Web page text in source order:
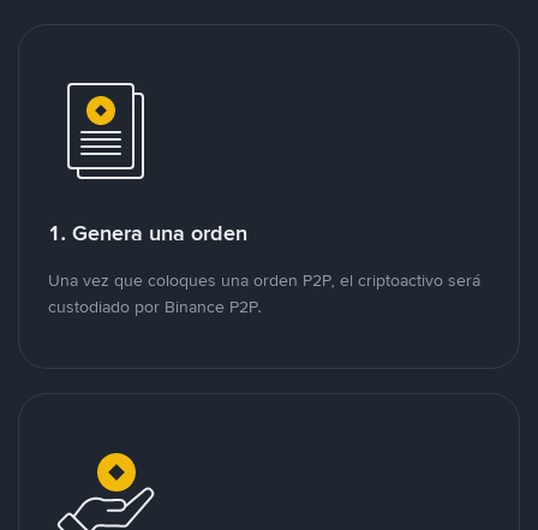
1. Genera una orden
Una vez que coloques una orden P2P, el criptoactivo será
custodiado por Binance P2P.